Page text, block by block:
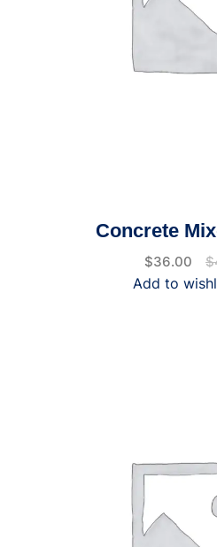
Concrete
$
$36.00
Add to